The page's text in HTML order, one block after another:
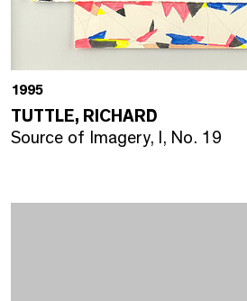
1995
TUTTLE, RICHARD
Source of Imagery, I, No. 19